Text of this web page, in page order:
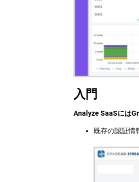
入門
Analyze SaaSには
既存の認証情